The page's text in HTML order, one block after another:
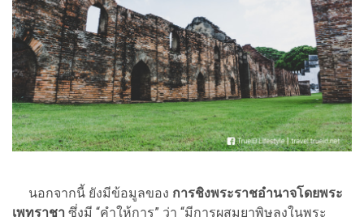
นอกจากนี้ ยังมีข้อมูลของ การชิงพระราชอำนาจโดยพระ
เพทราชา ซึ่งมี “คำให้การ” ว่า “มีการผสมยาพิษลงในพระ